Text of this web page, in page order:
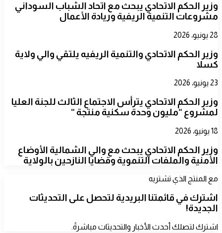
​وزير الحكم الاتحادي يبحث مع اتحاد الشباب السوداني
مشروعات التنمية الريفية وريادة الأعمال
28 يونيو، 2026
​وزير الحكم الاتحادي والتنمية الريفيه يلتقي والي ولاية
كسلا
23 يونيو، 2026
​وزير الحكم الاتحادي يترأس الاجتماع الثالث للجنة العليا
لمشروع “مليون وحدة سكنية منتجة “
18 يونيو، 2026
​وزير الحكم الاتحادي يبحث مع والي الشمالية الأوضاع
الأمنية والملفات التنموية وقضايا النازحين بالولاية
مع المنتج الذي تشتريه
اشترك في قائمتنا البريدية لتحصل على التحديثات
الجديدة!
اشترك لتصلك أحدث الأخبار والتحديثات مباشرةً.